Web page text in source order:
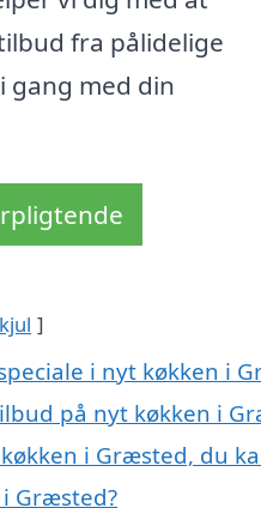
fra pålidelige
gang med din
i nyt køkken i
på nyt køkken i
i Græsted, du
Græsted?